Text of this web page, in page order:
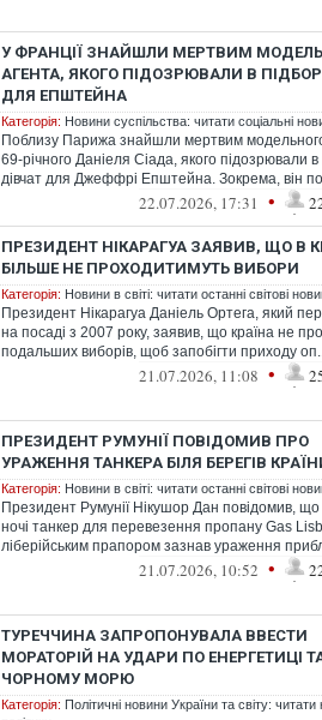
У ФРАНЦІЇ ЗНАЙШЛИ МЕРТВИМ
АГЕНТА, ЯКОГО ПІДОЗРЮВАЛИ В
ДЛЯ ЕПШТЕЙНА
Категорія: Новини суспільства: читати соціальні
Поблизу Парижа знайшли мертвим
69-річного Даніеля Сіада, якого підозрювали в
дівчат для Джеффрі Епштейна. Зокрема, він
22.07.2026, 17:31 •
ПРЕЗИДЕНТ НІКАРАГУА ЗАЯВИВ, ЩО В
БІЛЬШЕ НЕ ПРОХОДИТИМУТЬ ВИБОРИ
Категорія: Новини в світі: читати останні світові
Президент Нікарагуа Даніель Ортега, який
на посаді з 2007 року, заявив, що країна не
подальших виборів, щоб запобігти приходу
21.07.2026, 11:08 •
ПРЕЗИДЕНТ РУМУНІЇ ПОВІДОМИВ ПРО
УРАЖЕННЯ ТАНКЕРА БІЛЯ БЕРЕГІВ
Категорія: Новини в світі: читати останні світові
Президент Румунії Нікушор Дан повідомив, що
ночі танкер для перевезення пропану Gas
ліберійським прапором зазнав ураження
21.07.2026, 10:52 •
ТУРЕЧЧИНА ЗАПРОПОНУВАЛА ВВЕСТИ
МОРАТОРІЙ НА УДАРИ ПО ЕНЕРГЕТИЦІ
ЧОРНОМУ МОРЮ
Категорія: Політичні новини України та світу: